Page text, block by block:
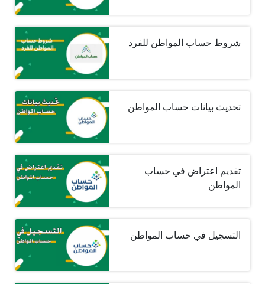
شروط حساب المواطن للفرد
تحديث بيانات حساب المواطن
تقديم اعتراض في حساب
المواطن
التسجيل في حساب المواطن